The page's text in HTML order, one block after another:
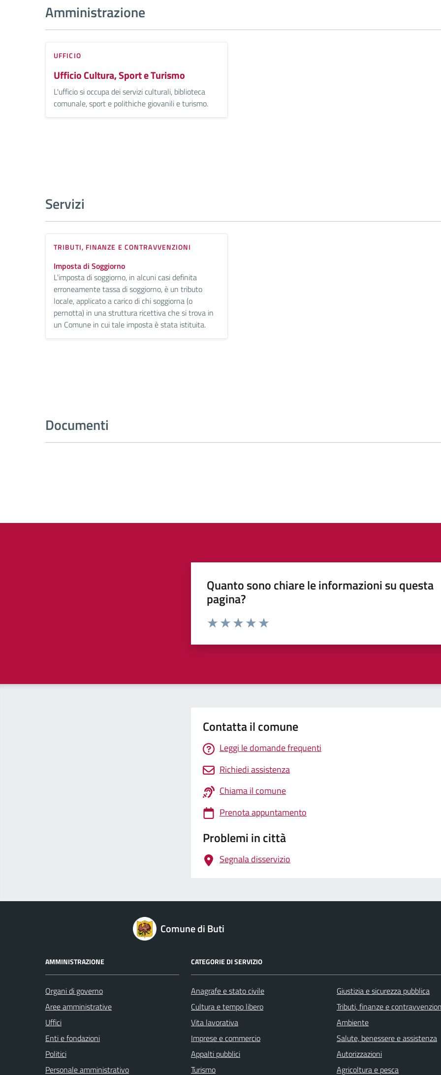
Amministrazione
UFFICIO
Ufficio Cultura, Sport e Turismo
L'ufficio si occupa dei servizi culturali, biblioteca
comunale, sport e polithiche giovanili e turismo.
Servizi
TRIBUTI, FINANZE E CONTRAVVENZIONI
Imposta di Soggiorno
L'imposta di soggiorno, in alcuni casi definita
erroneamente tassa di soggiorno, è un tributo
locale, applicato a carico di chi soggiorna (o
pernotta) in una struttura ricettiva che si trova in
un Comune in cui tale imposta è stata istituita.
Documenti
Quanto sono chiare le informazioni su questa
pagina?
Valuta da 1 a 5 stelle la pagina
Contatta il comune
Leggi le domande frequenti
Richiedi assistenza
Chiama il comune
Prenota appuntamento
Problemi in città
Segnala disservizio
Comune di Buti
AMMINISTRAZIONE
Organi di governo
Aree amministrative
Uffici
Enti e fondazioni
Politici
Personale amministrativo
CATEGORIE DI SERVIZIO
Anagrafe e stato civile
Cultura e tempo libero
Vita lavorativa
Imprese e commercio
Appalti pubblici
Turismo
Giustizia e sicurezza pubblica
Tributi, finanze e
Ambiente
Salute, benessere e assistenza
Autorizzazioni
Agricoltura e pesca